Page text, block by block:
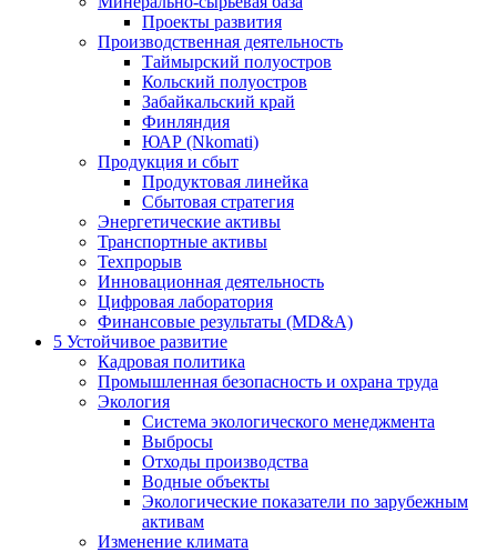
Проекты развития
Производственная деятельность
Таймырский полуостров
Кольский полуостров
Забайкальский край
Финляндия
ЮАР (Nkomati)
Продукция и сбыт
Продуктовая линейка
Сбытовая стратегия
Энергетические активы
Транспортные активы
Техпрорыв
Инновационная деятельность
Цифровая лаборатория
Финансовые результаты (MD&A)
5 Устойчивое развитие
Кадровая политика
Промышленная безопасность и охрана труда
Экология
Система экологического менеджмента
Выбросы
Отходы производства
Водные объекты
Экологические показатели по зарубежным
активам
Изменение климата